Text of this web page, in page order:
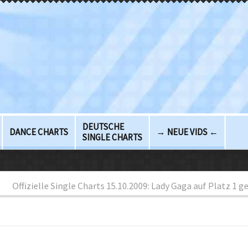
DANCE CHARTS
DEUTSCHE
SINGLE CHARTS
→ NEUE VIDS ←
Offizielle Single Charts 15.10.2009: Lady Gaga auf Platz 1